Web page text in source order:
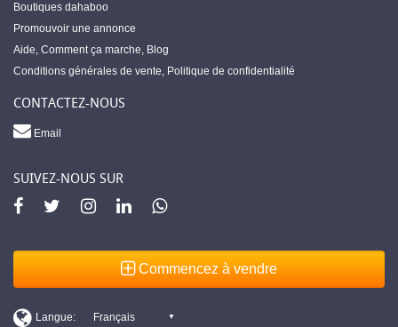
Boutiques dahaboo
Promouvoir une annonce
Aide, Comment ça marche, Blog
Conditions générales de vente, Politique de confidentialité
CONTACTEZ-NOUS
Email
SUIVEZ-NOUS SUR
Commencez à vendre